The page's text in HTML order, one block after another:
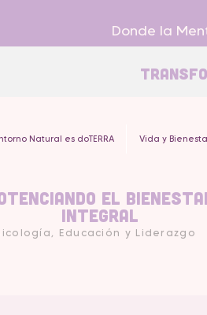
Donde la
Natural es doTERRA Vida y
el
Integral
Educación y Liderazgo